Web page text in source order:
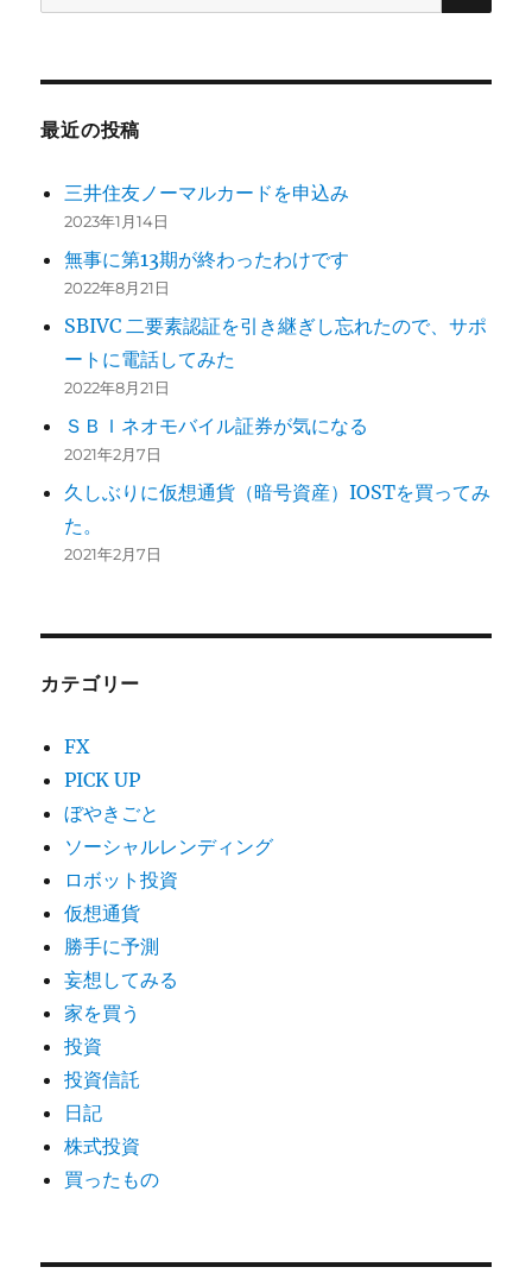
索:
最近の投稿
三井住友ノーマルカードを申込み
2023年1月14日
無事に第13期が終わったわけです
2022年8月21日
SBIVC 二要素認証を引き継ぎし忘れたので、サポ
ートに電話してみた
2022年8月21日
ＳＢＩネオモバイル証券が気になる
2021年2月7日
久しぶりに仮想通貨（暗号資産）IOSTを買ってみ
た。
2021年2月7日
カテゴリー
FX
PICK UP
ぼやきごと
ソーシャルレンディング
ロボット投資
仮想通貨
勝手に予測
妄想してみる
家を買う
投資
投資信託
日記
株式投資
買ったもの